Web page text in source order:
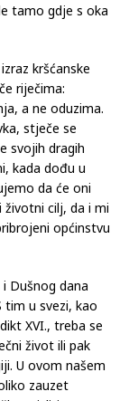
tamo gdje s oka
kršćanske
riječima:
a ne oduzima.
stječe se
svojih dragih
kada dođu u
da će oni
cilj, da i mi
općinstvu
Dušnog dana
tim u svezi, kao
XVI., treba se
život ili pak
U ovom našem
zauzet